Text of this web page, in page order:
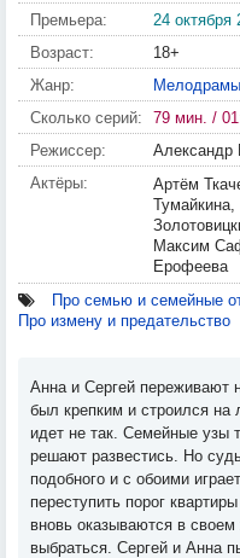
Премьера:
24 октября
Возраст:
18+
Жанр:
Мелодрамы
Сколько серий:
79 мин. /
Режиссер:
Александр
Актёры:
Артём
Максим
Ерофеева
Про семью и семейные
Про измену и предательство
Анна и Сергей переживают
был крепким и строился
идет не так. Семейные узы
решают развестись. Но
подобного и с обоими
переступить порог
вновь оказываются в
выбраться. Сергей и Анна